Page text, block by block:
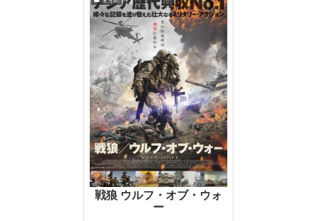
戦狼 ウルフ・オブ・ウォ
ー